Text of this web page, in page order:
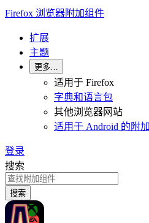
Firefox 浏览器附加组件
扩展
主题
更多…
适用于 Firefox
字典和语言包
其他浏览器网站
适用于 Android 的附
登录
搜索
搜索